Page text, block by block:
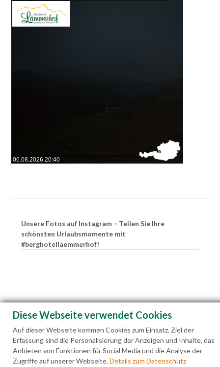
06.08.2026 20:40
Unsere Fotos auf Instagram – Teilen Sie Ihre
schönsten Urlaubsmomente mit
#berghotellaemmerhof!
Diese Webseite verwendet Cookies
Auf dieser Webseite kommen Cookies zum Einsatz. Ziel der
Erfassung sind die Personalisierung der Anzeigen und Inhalte, das
Anbieten von Funktionen für Social Media und die Analyse der
Zugriffe auf unserer Webseite.Details zum Datenschutz